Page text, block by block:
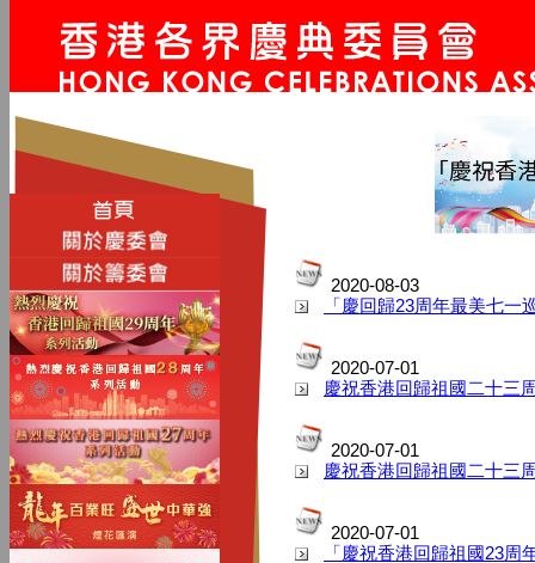
2020-08-03
「慶回歸23周年最美七
2020-07-01
慶祝香港回歸祖國二十三
2020-07-01
慶祝香港回歸祖國二十三
2020-07-01
「慶祝香港回歸祖國23